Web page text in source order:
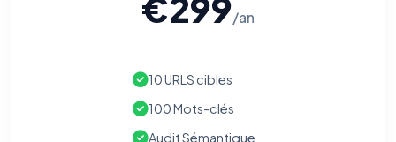
/an
10 URLS cibles
100 Mots-clés
Audit Sémantique